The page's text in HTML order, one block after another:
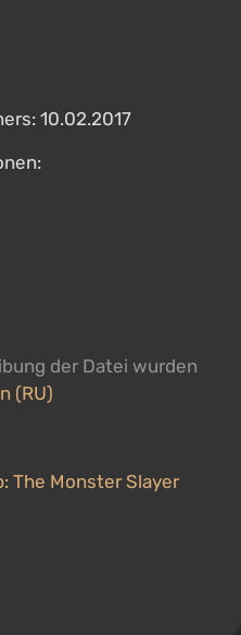
10.02.2017
der Datei wurden
(RU)
The Monster Slayer